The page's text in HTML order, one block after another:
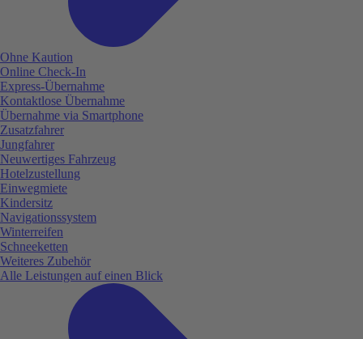
Ohne Kaution
Online Check-In
Express-Übernahme
Kontaktlose Übernahme
Übernahme via Smartphone
Zusatzfahrer
Jungfahrer
Neuwertiges Fahrzeug
Hotelzustellung
Einwegmiete
Kindersitz
Navigationssystem
Winterreifen
Schneeketten
Weiteres Zubehör
Alle Leistungen auf einen Blick